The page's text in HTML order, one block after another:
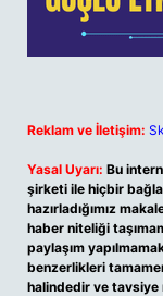
Reklam ve İletişim:
Yasal Uyarı: Bu
şirketi ile hiçbir
hazırladığımız
haber niteliği
paylaşım
benzerlikleri
halindedir ve tavsiye